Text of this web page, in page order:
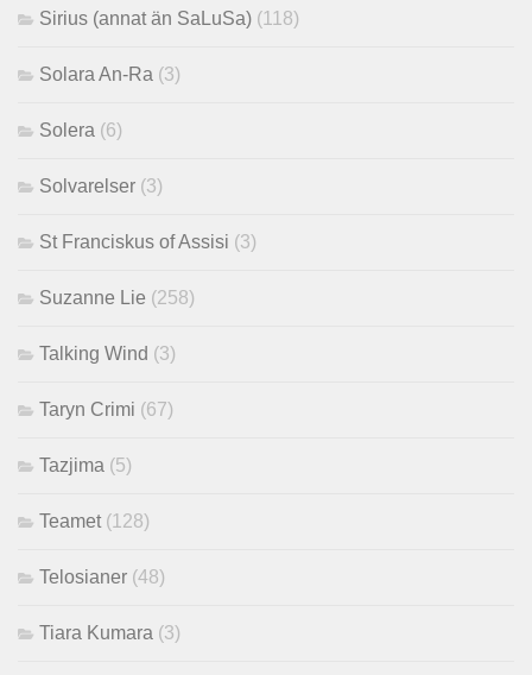
Sirius (annat än SaLuSa) (118)
Solara An-Ra (3)
Solera (6)
Solvarelser (3)
St Franciskus of Assisi (3)
Suzanne Lie (258)
Talking Wind (3)
Taryn Crimi (67)
Tazjima (5)
Teamet (128)
Telosianer (48)
Tiara Kumara (3)